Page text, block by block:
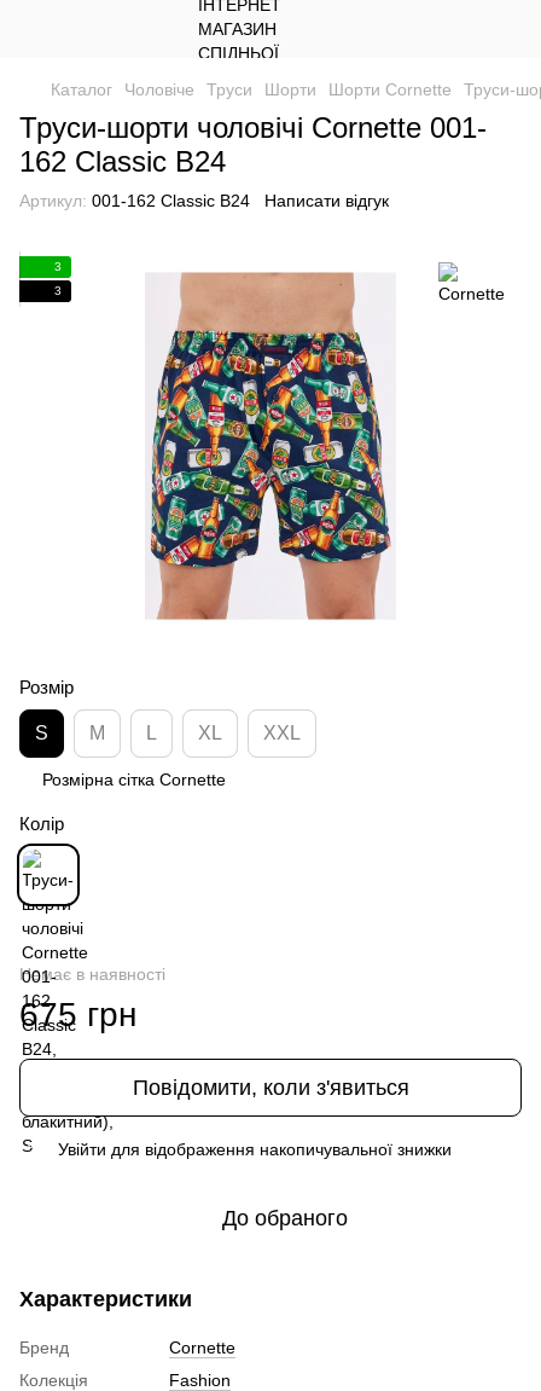
Каталог Чоловіче Труси Шорти Шорти Cornette Труси-
Труси-шорти чоловічі Cornette 001-
162 Classic В24
Артикул: 001-162 Classic В24 Написати відгук
3
3
Розмір
S M L XL XXL
Розмірна сітка Cornette
Колір
Немає в наявності
675 грн
Повідомити, коли з'явиться
% Увійти для відображення накопичувальної знижки
До обраного
Характеристики
Бренд
Cornette
Колекція
Fashion